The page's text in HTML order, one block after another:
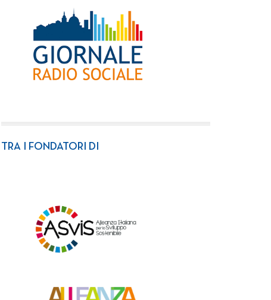
TRA I FONDATORI DI